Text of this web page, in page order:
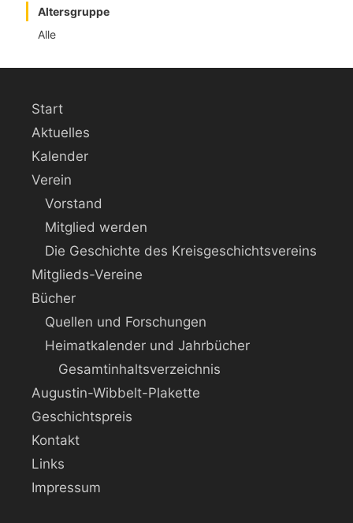
Altersgruppe
Alle
Start
Aktuelles
Kalender
Verein
Vorstand
Mitglied werden
Die Geschichte des Kreisgeschichtsvereins
Mitglieds-Vereine
Bücher
Quellen und Forschungen
Heimatkalender und Jahrbücher
Gesamtinhaltsverzeichnis
Augustin-Wibbelt-Plakette
Geschichtspreis
Kontakt
Links
Impressum